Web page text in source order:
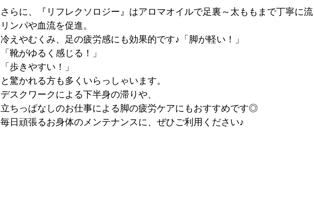
さらに、『リフレクソロジー』はアロマオイルで足裏～太ももまで丁寧に
リンパや血流を促進。
冷えやむくみ、足の疲労感にも効果的です♪「脚が軽い！」
「靴がゆるく感じる！」
「歩きやすい！」
と驚かれる方も多くいらっしゃいます。
デスクワークによる下半身の滞りや、
立ちっぱなしのお仕事による脚の疲労ケアにもおすすめです◎
毎日頑張るお身体のメンテナンスに、ぜひご利用ください♪